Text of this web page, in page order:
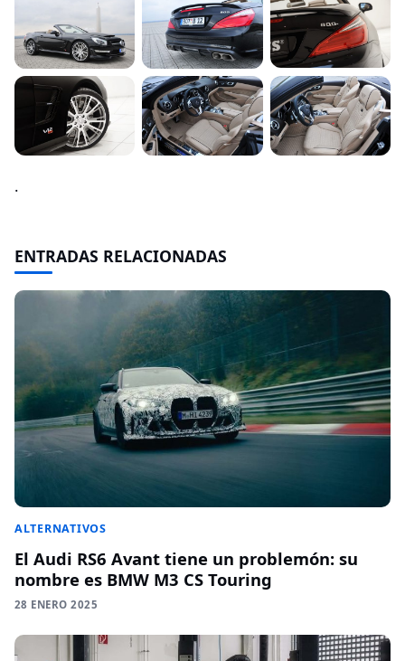
.
ENTRADAS RELACIONADAS
ALTERNATIVOS
El Audi RS6 Avant tiene un problemón: su
nombre es BMW M3 CS Touring
28 ENERO 2025